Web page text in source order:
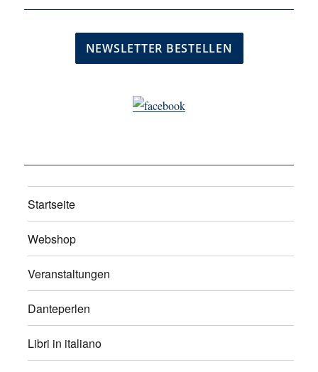
Startseite
Webshop
Veranstaltungen
Danteperlen
Libri in italiano